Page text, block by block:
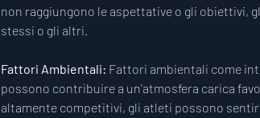
non raggiungono le aspettative o gli obiettivi,
stessi o gli altri.
Fattori Ambientali: Fattori ambientali come
possono contribuire a un'atmosfera carica
altamente competitivi, gli atleti possono